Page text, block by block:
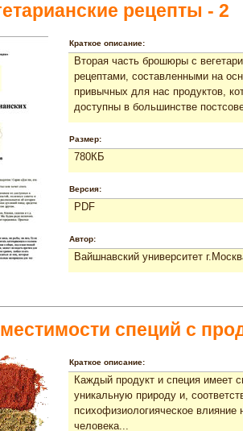
рецепты - 2
Краткое описание:
Вторая часть брошюры с
рецептами, составленными на
привычных для нас продуктов,
доступны в большинстве
Размер:
780КБ
Версия:
PDF
Автор:
Вайшнавский университет
специй с
Краткое описание:
Каждый продукт и специя имеет
уникальную природу и,
психофизиологияческое влияние
человека...